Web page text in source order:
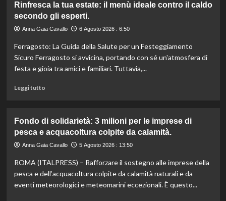
Camera
approva
ddl
finanziamenti
aumentati
di
primario.
Rinfresca la tua estate: il menù ideale contro il caldo
secondo gli esperti.
Anna Gaia Cavallo 6 Agosto 2026 : 6:50
Ferragosto: La Guida della Salute per un Festeggiamento
Sicuro Ferragosto si avvicina, portando con sé un'atmosfera di
festa e gioia tra amici e familiari. Tuttavia,...
Leggi tuttoLeggi
Rinfresca
la
tua
il
menù
ideale
Fondo di solidarietà: 3 milioni per le imprese di
pesca e acquacoltura colpite da calamità.
Anna Gaia Cavallo 5 Agosto 2026 : 13:50
ROMA (ITALPRESS) – Rafforzare il sostegno alle imprese della
pesca e dell’acquacoltura colpite da calamità naturali e da
eventi meteorologici e meteomarini eccezionali. È questo...